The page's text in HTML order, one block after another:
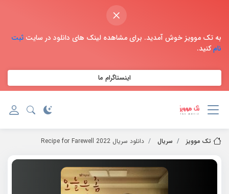
×
به تک موویز خوش آمدید. برای مشاهده لینک های دانلود در سایت ثبت
نامکنید.
اینستاگرام ما
تک موویز سریال دانلود سریال 2022 Recipe for Farewell